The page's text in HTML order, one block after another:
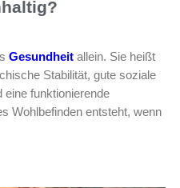
Gesundheit allein. Sie heißt
Stabilität, gute soziale
eine funktionierende
Wohlbefinden entsteht, wenn